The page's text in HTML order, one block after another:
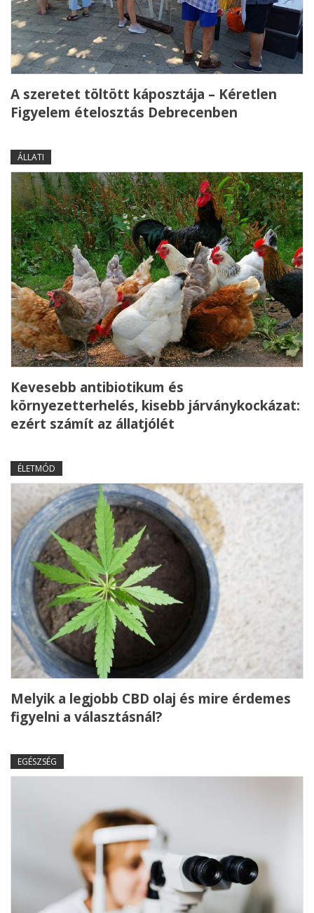
A szeretet töltött káposztája – Kéretlen
Figyelem ételosztás Debrecenben
ÁLLATI
Kevesebb antibiotikum és
környezetterhelés, kisebb járványkockázat:
ezért számít az állatjólét
ÉLETMÓD
Melyik a legjobb CBD olaj és mire érdemes
figyelni a választásnál?
EGÉSZSÉG